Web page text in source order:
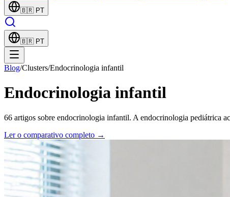
🇧🇷 PT
🇧🇷 PT
Blog/Clusters/Endocrinologia infantil
Endocrinologia infantil
66 artigos sobre endocrinologia infantil. A endocrinologia pediátrica
Ler o comparativo completo →